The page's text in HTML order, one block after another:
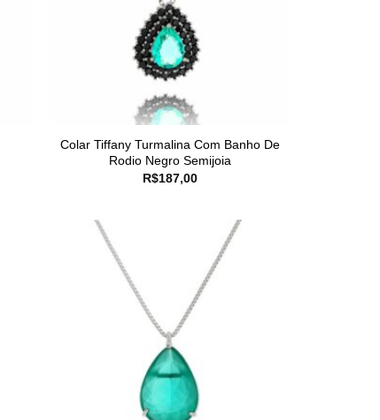
Colar Tiffany Turmalina Com Banho De
Rodio Negro Semijoia
R$187,00